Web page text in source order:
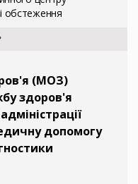
обстеження
(МОЗ)
здоров'я
допомогу